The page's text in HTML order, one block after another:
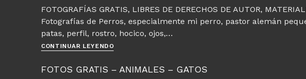
FOTOGRAFÍAS GRATIS, LIBRES DE DERECHOS DE AUTOR,
Fotografías de Perros, especialmente mi perro, pastor alemán
patas, perfil, rostro, hocico, ojos,…
CONTINUAR LEYENDOFotos
FOTOS GRATIS – ANIMALES – GATOS